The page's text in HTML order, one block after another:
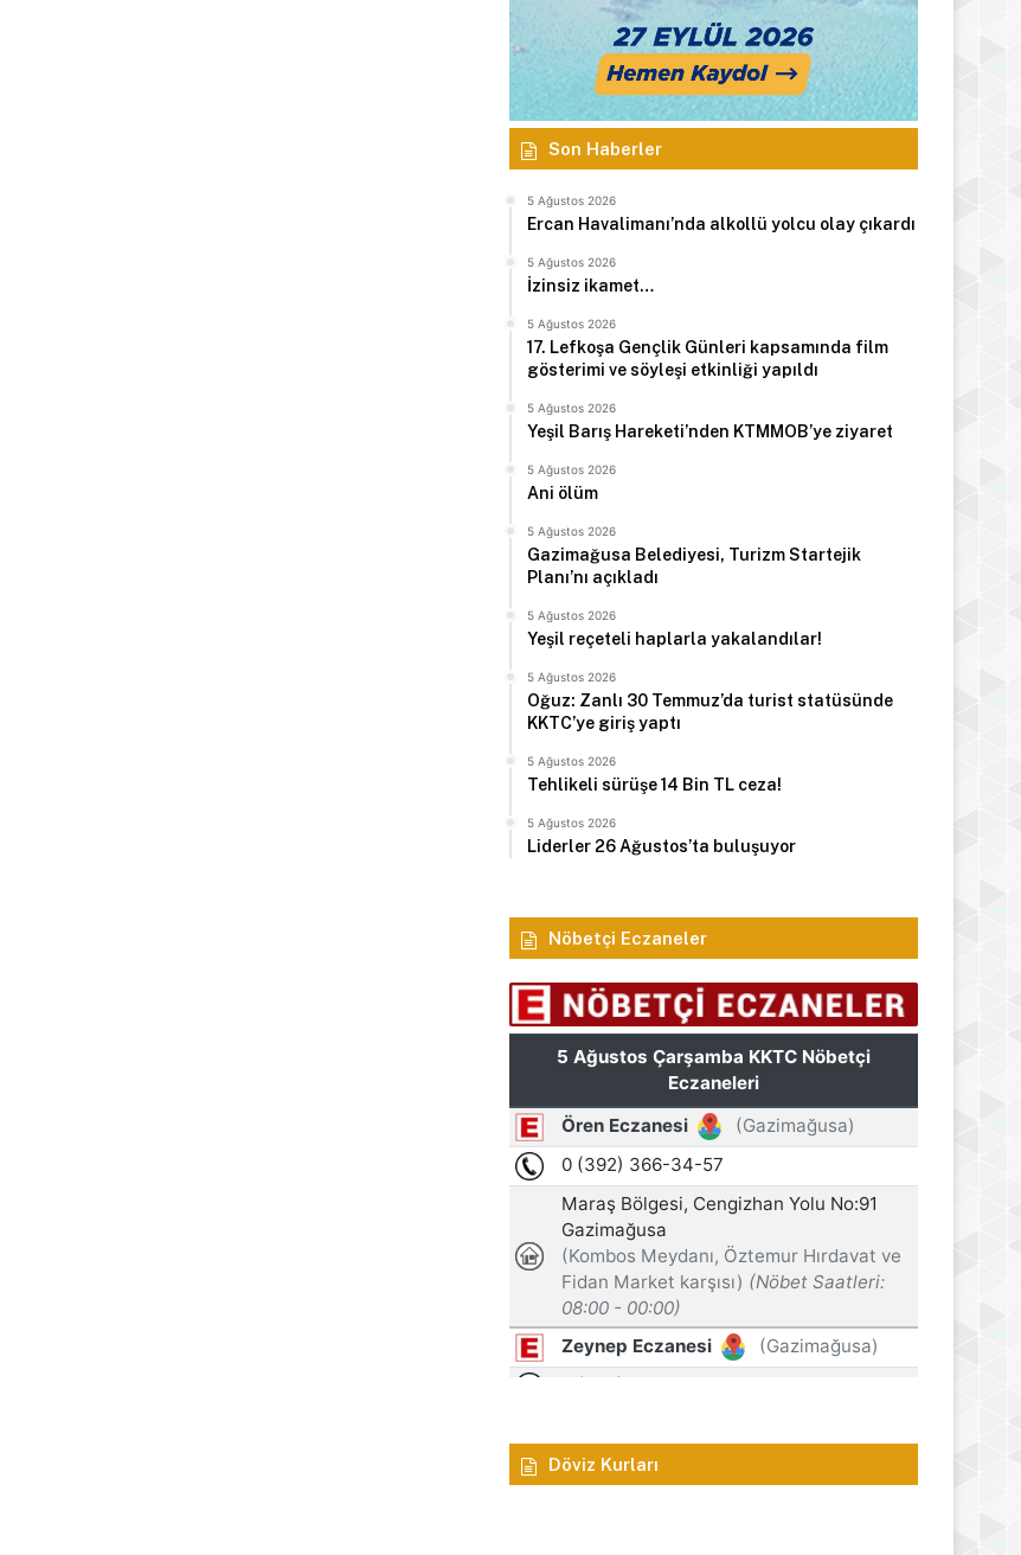
Son Haberler
5 Ağustos 2026
Ercan Havalimanı’nda alkollü yolcu olay çıkardı
5 Ağustos 2026
İzinsiz ikamet…
5 Ağustos 2026
17. Lefkoşa Gençlik Günleri kapsamında film
gösterimi ve söyleşi etkinliği yapıldı
5 Ağustos 2026
Yeşil Barış Hareketi’nden KTMMOB’ye ziyaret
5 Ağustos 2026
Ani ölüm
5 Ağustos 2026
Gazimağusa Belediyesi, Turizm Startejik
Planı’nı açıkladı
5 Ağustos 2026
Yeşil reçeteli haplarla yakalandılar!
5 Ağustos 2026
Oğuz: Zanlı 30 Temmuz’da turist statüsünde
KKTC’ye giriş yaptı
5 Ağustos 2026
Tehlikeli sürüşe 14 Bin TL ceza!
5 Ağustos 2026
Liderler 26 Ağustos’ta buluşuyor
Nöbetçi Eczaneler
Döviz Kurları